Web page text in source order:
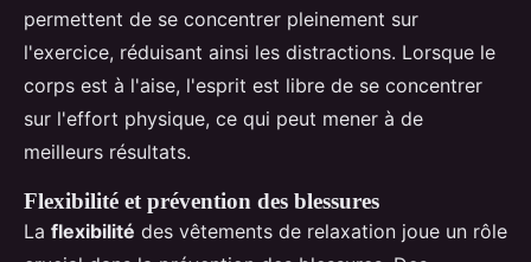
permettent de se concentrer pleinement sur
l'exercice, réduisant ainsi les distractions. Lorsque le
corps est à l'aise, l'esprit est libre de se concentrer
sur l'effort physique, ce qui peut mener à de
meilleurs résultats.
Flexibilité et prévention des blessures
La flexibilité des vêtements de relaxation joue un rôle